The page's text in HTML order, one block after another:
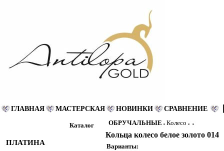
ГЛАВНАЯ МАСТЕРСКАЯ НОВИНКИ СРАВНЕНИЕ
Каталог
ПЛАТИНА
ОБРУЧАЛЬНЫЕ Колесо
Кольца колесо белое золото 014
Варианты: